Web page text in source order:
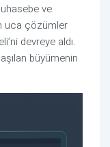
ve
uca çözümler
devreye aldı.
büyümenin